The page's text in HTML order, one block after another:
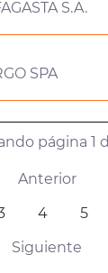
S.A.
SPA
página 1
Anterior
4 5
Siguiente